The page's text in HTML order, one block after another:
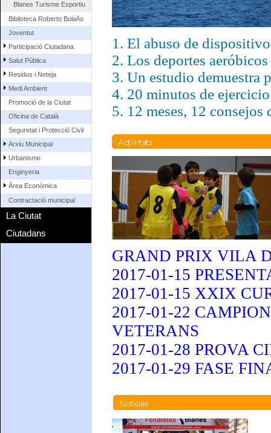
Blanes Turisme Esportiu
Biblioteca Roberto Bolaño
Joventut
Participació Ciutadana
Salut Pública
Residus i Neteja
Medi Ambient
Promoció de la Ciutat
Oficina de Català
Seguretat i Protecció Civil
Arxiu Municipal
Urbanisme
Enginyeria
Àrea Econòmica
Contractació municipal
La Ciutat
Ciutadans
1. El abuso de
2. Los deportes
3. Un estudio demuestra
4. 20 minutos de
5. 12 meses, 12 consejos
GRAND PRIX VILA
2017-01-15
2017-01-15 XXIX
2017-01-22
VETERANS
2017-01-28 PROVA
2017-01-29 FASE